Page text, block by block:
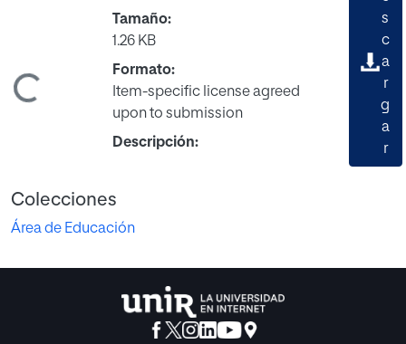
Tamaño:
1.26 KB
Formato:
Item-specific license agreed
upon to submission
Descripción:
s
c
a
r
g
a
r
Colecciones
Área de Educación